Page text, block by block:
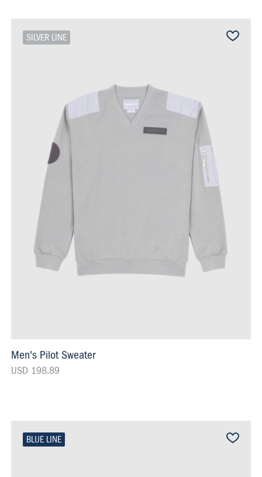
SILVER LINE
Men's Pilot Sweater
USD 198.89
BLUE LINE